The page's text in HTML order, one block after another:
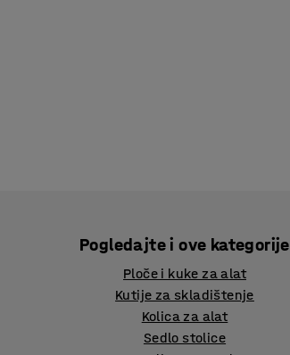
Pogledajte i ove kategorije
Ploče i kuke za alat
Kutije za skladištenje
Kolica za alat
Sedlo stolice